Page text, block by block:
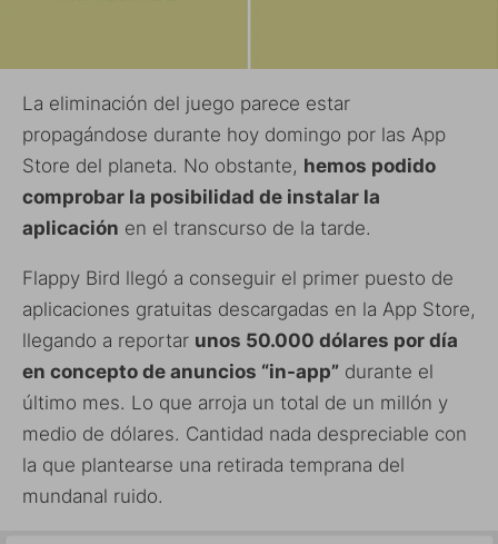
La eliminación del juego parece estar
propagándose durante hoy domingo por las App
Store del planeta. No obstante, hemos podido
comprobar la posibilidad de instalar la
aplicación en el transcurso de la tarde.
Flappy Bird llegó a conseguir el primer puesto de
aplicaciones gratuitas descargadas en la App Store,
llegando a reportar unos 50.000 dólares por día
en concepto de anuncios “in-app” durante el
último mes. Lo que arroja un total de un millón y
medio de dólares. Cantidad nada despreciable con
la que plantearse una retirada temprana del
mundanal ruido.